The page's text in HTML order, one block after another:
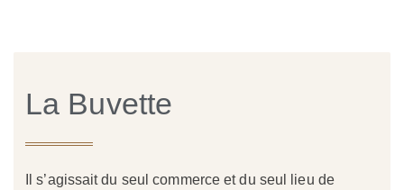
La Buvette
Il s’agissait du seul commerce et du seul lieu de